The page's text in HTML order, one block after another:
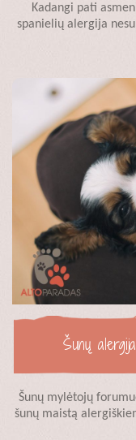
Kadangi pati
spanielių alergija
Šunų
Šunų mylėtojų
šunų maistą